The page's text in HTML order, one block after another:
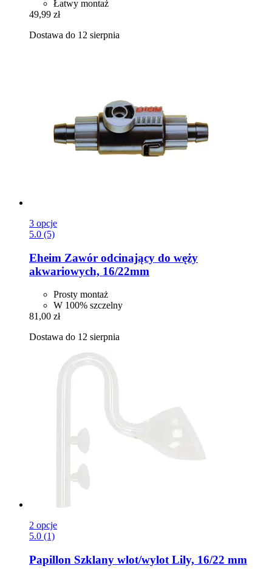
Łatwy montaż
49,99 zł
Dostawa do 12 sierpnia
3 opcje
5.0 (5)
Eheim Zawór odcinający do węży
akwariowych, 16/22mm
Prosty montaż
W 100% szczelny
81,00 zł
Dostawa do 12 sierpnia
2 opcje
5.0 (1)
Papillon Szklany wlot/wylot Lily, 16/22 mm